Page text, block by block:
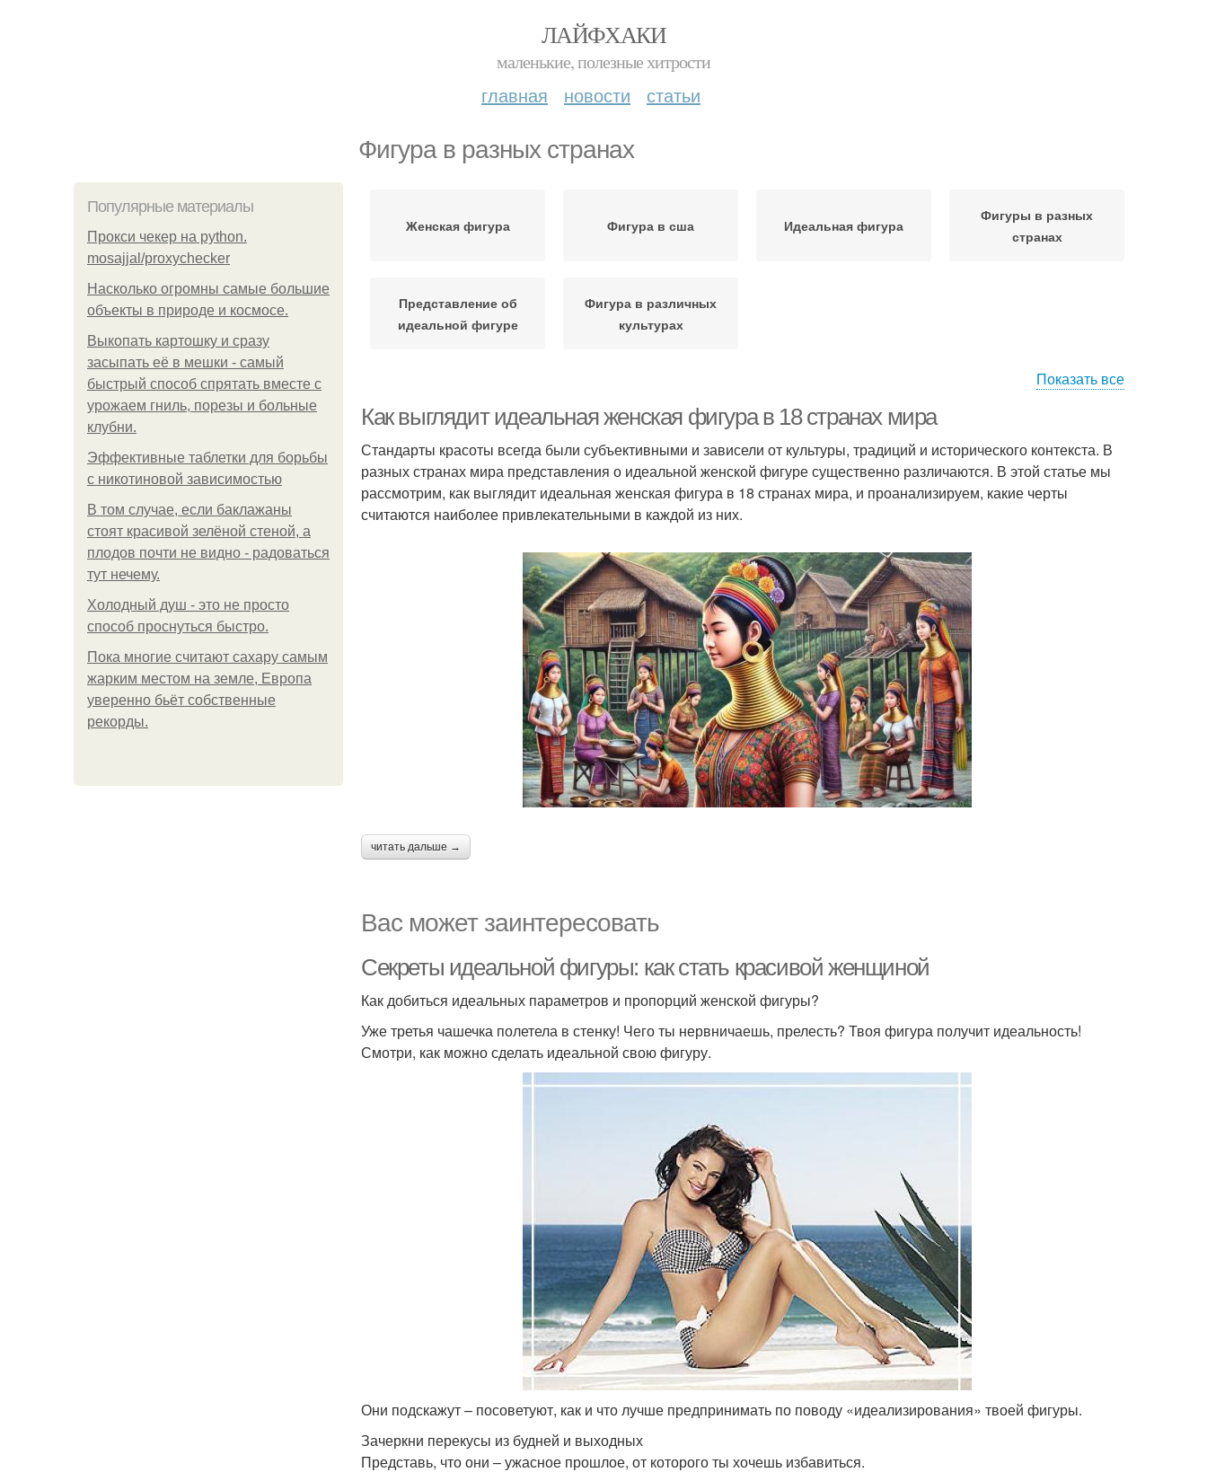
ЛАЙФХАКИ
маленькие, полезные хитрости
главная новости статьи
Фигура в разных странах
Популярные материалы
Прокси чекер на python.
mosajjal/proxychecker
Насколько огромны самые большие
объекты в природе и космосе.
Выкопать картошку и сразу
засыпать её в мешки - самый
быстрый способ спрятать вместе с
урожаем гниль, порезы и больные
клубни.
Эффективные таблетки для борьбы
с никотиновой зависимостью
В том случае, если баклажаны
стоят красивой зелёной стеной, а
плодов почти не видно - радоваться
тут нечему.
Холодный душ - это не просто
способ проснуться быстро.
Пока многие считают сахару самым
жарким местом на земле, Европа
уверенно бьёт собственные
рекорды.
Женская фигура Фигура в сша Идеальная фигура
Фигуры в разных
странах
Представление об
идеальной фигуре
Фигура в различных
культурах
Показать все
Как выглядит идеальная женская фигура в 18 странах мира
Стандарты красоты всегда были субъективными и зависели от культуры, традиций и исторического контекста. В
разных странах мира представления о идеальной женской фигуре существенно различаются. В этой статье мы
рассмотрим, как выглядит идеальная женская фигура в 18 странах мира, и проанализируем, какие черты
считаются наиболее привлекательными в каждой из них.
читать дальше →
Вас может заинтересовать
Секреты идеальной фигуры: как стать красивой женщиной
Как добиться идеальных параметров и пропорций женской фигуры?
Уже третья чашечка полетела в стенку! Чего ты нервничаешь, прелесть? Твоя фигура получит идеальность!
Смотри, как можно сделать идеальной свою фигуру.
Они подскажут – посоветуют, как и что лучше предпринимать по поводу «идеализирования» твоей фигуры.
Зачеркни перекусы из будней и выходных
Представь, что они – ужасное прошлое, от которого ты хочешь избавиться.